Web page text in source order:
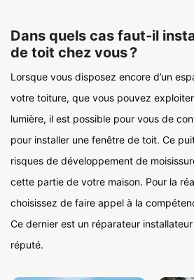
Dans quels cas faut-il
de toit chez vous ?
Lorsque vous disposez encore d’un
votre toiture, que vous pouvez
lumière, il est possible pour vous de
pour installer une fenêtre de toit. Ce
risques de développement de
cette partie de votre maison. Pour la
choisissez de faire appel à la
Ce dernier est un réparateur
réputé.